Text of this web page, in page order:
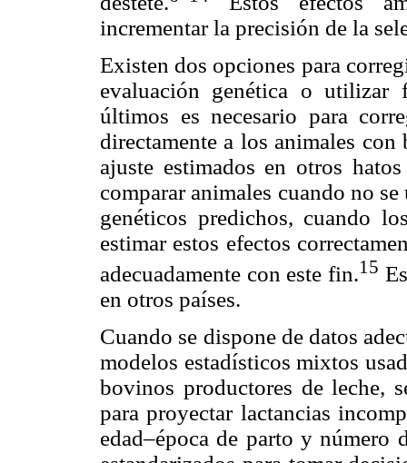
incrementar la precisión de la
Existen dos opciones para
evaluación genética o utilizar
últimos es necesario para
directamente a los animales
ajuste estimados en otros
comparar animales cuando no
genéticos predichos, cuando
estimar estos efectos
adecuadamente con este fin.15
en otros países.
Cuando se dispone de datos
modelos estadísticos mixtos
bovinos productores de leche,
para proyectar lactancias
edad–época de parto y número